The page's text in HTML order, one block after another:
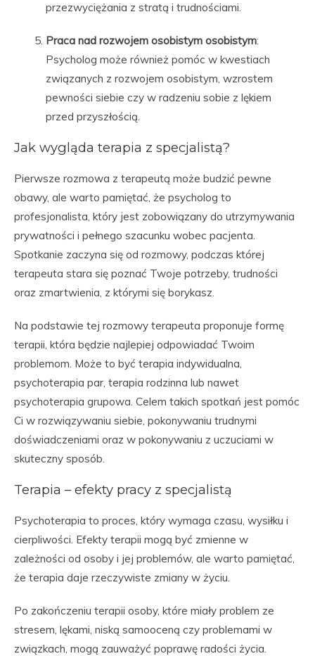
przezwyciężania z stratą i trudnościami.
Praca nad rozwojem osobistym osobistym:
Psycholog może również pomóc w kwestiach
związanych z rozwojem osobistym, wzrostem
pewności siebie czy w radzeniu sobie z lękiem
przed przyszłością.
Jak wygląda terapia z specjalistą?
Pierwsze rozmowa z terapeutą może budzić pewne
obawy, ale warto pamiętać, że psycholog to
profesjonalista, który jest zobowiązany do utrzymywania
prywatności i pełnego szacunku wobec pacjenta.
Spotkanie zaczyna się od rozmowy, podczas której
terapeuta stara się poznać Twoje potrzeby, trudności
oraz zmartwienia, z którymi się borykasz.
Na podstawie tej rozmowy terapeuta proponuje formę
terapii, która będzie najlepiej odpowiadać Twoim
problemom. Może to być terapia indywidualna,
psychoterapia par, terapia rodzinna lub nawet
psychoterapia grupowa. Celem takich spotkań jest pomóc
Ci w rozwiązywaniu siebie, pokonywaniu trudnymi
doświadczeniami oraz w pokonywaniu z uczuciami w
skuteczny sposób.
Terapia – efekty pracy z specjalistą
Psychoterapia to proces, który wymaga czasu, wysiłku i
cierpliwości. Efekty terapii mogą być zmienne w
zależności od osoby i jej problemów, ale warto pamiętać,
że terapia daje rzeczywiste zmiany w życiu.
Po zakończeniu terapii osoby, które miały problem ze
stresem, lękami, niską samooceną czy problemami w
związkach, mogą zauważyć poprawę radości życia.